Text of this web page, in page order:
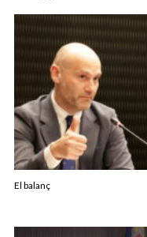
El balanç